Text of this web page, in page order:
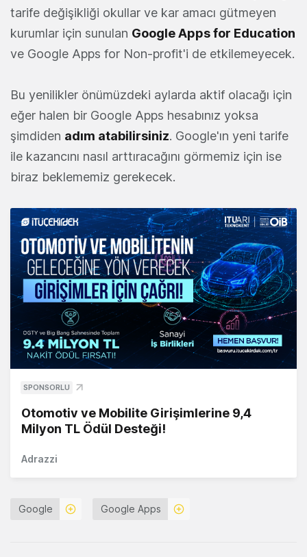
tarife değişikliği okullar ve kar amacı gütmeyen
kurumlar için sunulan Google Apps for Education
ve Google Apps for Non-profit'i de etkilemeyecek.
Bu yenilikler önümüzdeki aylarda aktif olacağı için
eğer halen bir Google Apps hesabınız yoksa
şimdiden adım atabilirsiniz. Google'ın yeni tarife
ile kazancını nasıl arttıracağını görmemiz için ise
biraz beklememiz gerekecek.
SPONSORLU
Otomotiv ve Mobilite Girişimlerine 9,4
Milyon TL Ödül Desteği!
Adrazzi
Google Google Apps